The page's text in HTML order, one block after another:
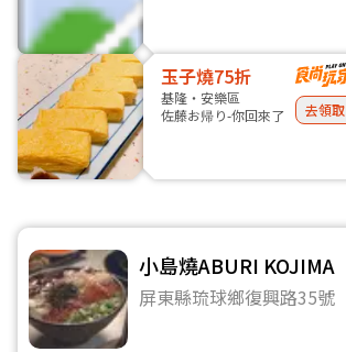
玉子燒75折
基隆・安樂區
佐藤お帰り-你回來了
去領取
小島燒ABURI KOJIMA
屏東縣琉球鄉復興路35號